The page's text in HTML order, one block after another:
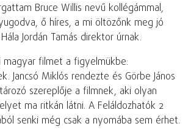
Bruce Willis nevű kollégámmal,
ő híres, a mi öltözőnk meg jó
Jordán Tamás direktor úrnak.
filmet a figyelmükbe:
Jancsó Miklós rendezte és Görbe János
szereplője a filmnek, aki olyan
ma ritkán látni. A Feláldozhatók 2
senki még csak a nyomába sem érhet.